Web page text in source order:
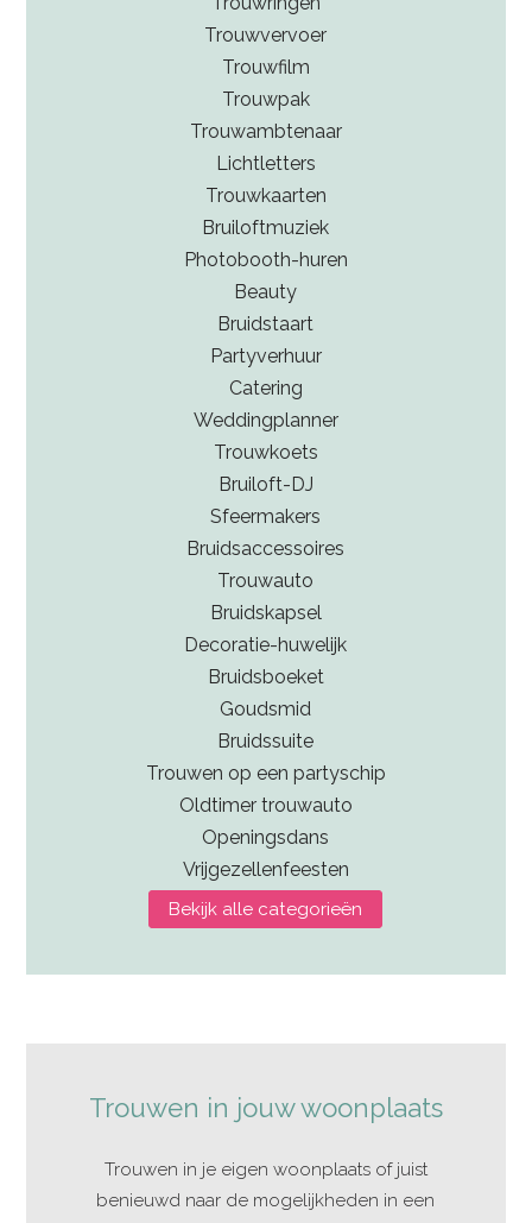
en goed eten, wat perfect aansluit bij de
ontspannen sfeer van een wijngaardbruiloft.
Trouwvervoer
Trouwfilm
Trouwpak
Trouwambtenaar
Lichtletters
Trouwkaarten
Bruiloftmuziek
Photobooth-huren
Beauty
Bruidstaart
Partyverhuur
Catering
Weddingplanner
Trouwkoets
Bruiloft-DJ
Sfeermakers
Bruidsaccessoires
Trouwauto
Bruidskapsel
Decoratie-huwelijk
Bruidsboeket
Goudsmid
Bruidssuite
Trouwen op een partyschip
Oldtimer trouwauto
Openingsdans
Vrijgezellenfeesten
Bekijk alle categorieën
Trouwen in jouw woonplaats
Trouwen in je eigen woonplaats of juist
benieuwd naar de mogelijkheden in een